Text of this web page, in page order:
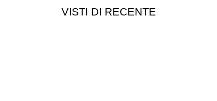
VISTI DI RECENTE